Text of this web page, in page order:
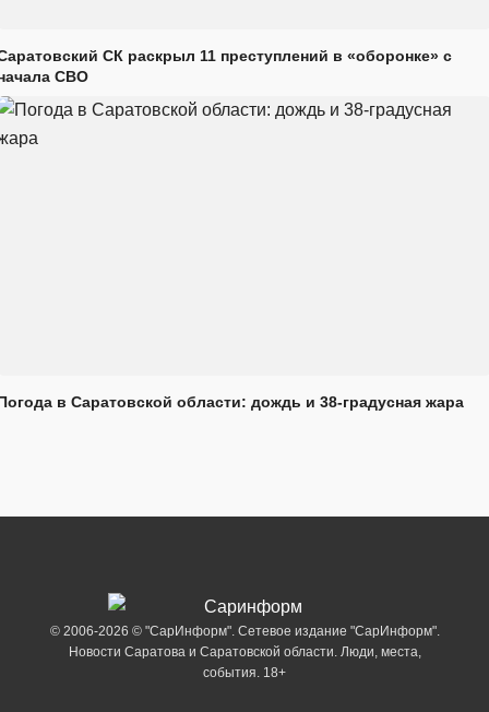
СК раскрыл 11 преступлений в «оборонке» с
СВО
в Саратовской области: дождь и 38-градусная жара
© 2006-2026 © "СарИнформ". Сетевое издание "СарИнформ".
Новости Саратова и Саратовской области. Люди, места,
события. 18+